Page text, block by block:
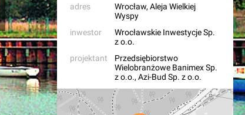
adres Wrocław, Aleja Wielkiej
Wyspy
inwestor
Wrocławskie Inwestycje Sp.
z o.o.
projektant
Przedsiębiorstwo
Wielobranżowe Banimex Sp.
z o.o., Azi-Bud Sp. z o.o.